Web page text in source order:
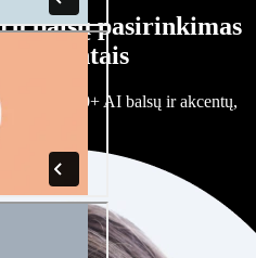
balsų pasirinkimas
akcentais
iš 100+ AI balsų ir akcentų,